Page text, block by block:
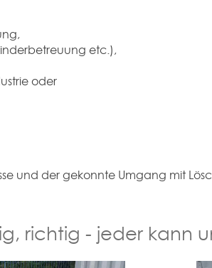
etc.),
oder
und der gekonnte Umgang mit
richtig - jeder kann